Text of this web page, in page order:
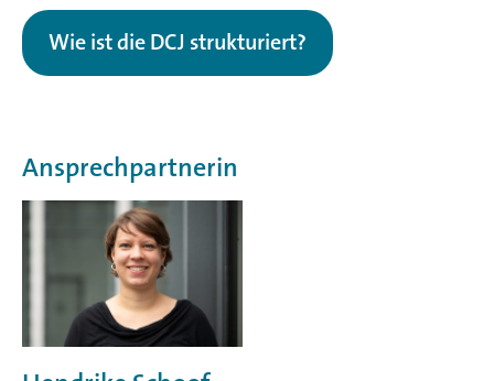
Wie ist die DCJ strukturiert?
Ansprechpartnerin